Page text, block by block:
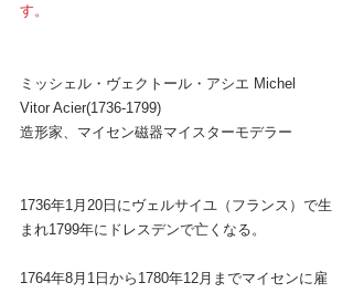
す。
ミッシェル・ヴェクトール・アシエ Michel
Vitor Acier(1736-1799)
造形家、マイセン磁器マイスターモデラー
1736年1月20日にヴェルサイユ（フランス）で生
まれ1799年にドレスデンで亡くなる。
1764年8月1日から1780年12月までマイセンに雇